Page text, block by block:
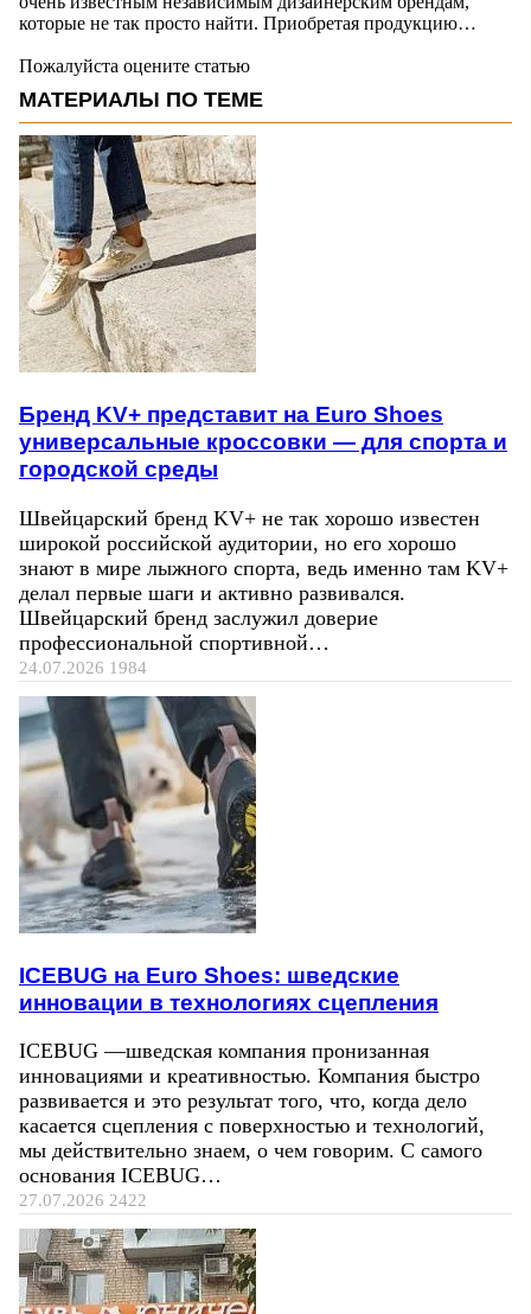
которые не так просто найти. Приобретая продукцию…
Пожалуйста оцените статью
МАТЕРИАЛЫ ПО ТЕМЕ
Бренд KV+ представит на Euro Shoes
универсальные кроссовки — для спорта и
городской среды
Швейцарский бренд KV+ не так хорошо известен
широкой российской аудитории, но его хорошо
знают в мире лыжного спорта, ведь именно там KV+
делал первые шаги и активно развивался.
Швейцарский бренд заслужил доверие
профессиональной спортивной…
24.07.2026 1984
ICEBUG на Euro Shoes: шведские
инновации в технологиях сцепления
ICEBUG —шведская компания пронизанная
инновациями и креативностью. Компания быстро
развивается и это результат того, что, когда дело
касается сцепления с поверхностью и технологий,
мы действительно знаем, о чем говорим. С самого
основания ICEBUG…
27.07.2026 2422